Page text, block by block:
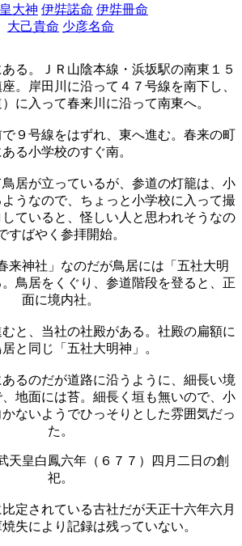
大神 伊弉諾命 伊弉冊命
大己貴命 少彦名命
る。ＪＲ山陰本線・浜坂駅の南東１５
。岸田川に沿って４７号線を南下し、
に入って春来川に沿って南東へ。
９号線をはずれ、東へ進む。春来の町
ある小学校のすぐ南。
居が立っているが、参道の灯籠は、小
うなので、ちょっと小学校に入って撮
ていると、怪しい人と思われそうなの
すばやく参拝開始。
来神社」なのだが鳥居には「五社大明
鳥居をくぐり、参道階段を登ると、正
面に境内社。
と、当社の社殿がある。社殿の扁額に
と同じ「五社大明神」。
るのだが道路に沿うように、細長い境
地面には苔。細長く垣も無いので、小
ないようでひっそりとした雰囲気だっ
た。
天皇白鳳六年（６７７）四月二日の創
祀。
定されている古社だが天正十六年六月
失により記録は残っていない。